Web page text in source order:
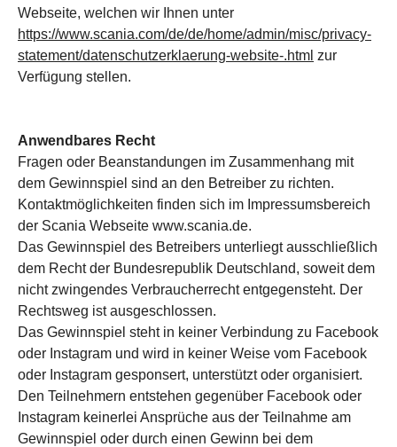
Webseite, welchen wir Ihnen unter
https://www.scania.com/de/de/home/admin/misc/privacy-
statement/datenschutzerklaerung-website-.html zur
Verfügung stellen.
Anwendbares Recht
Fragen oder Beanstandungen im Zusammenhang mit
dem Gewinnspiel sind an den Betreiber zu richten.
Kontaktmöglichkeiten finden sich im Impressumsbereich
der Scania Webseite www.scania.de.
Das Gewinnspiel des Betreibers unterliegt ausschließlich
dem Recht der Bundesrepublik Deutschland, soweit dem
nicht zwingendes Verbraucherrecht entgegensteht. Der
Rechtsweg ist ausgeschlossen.
Das Gewinnspiel steht in keiner Verbindung zu Facebook
oder Instagram und wird in keiner Weise vom Facebook
oder Instagram gesponsert, unterstützt oder organisiert.
Den Teilnehmern entstehen gegenüber Facebook oder
Instagram keinerlei Ansprüche aus der Teilnahme am
Gewinnspiel oder durch einen Gewinn bei dem